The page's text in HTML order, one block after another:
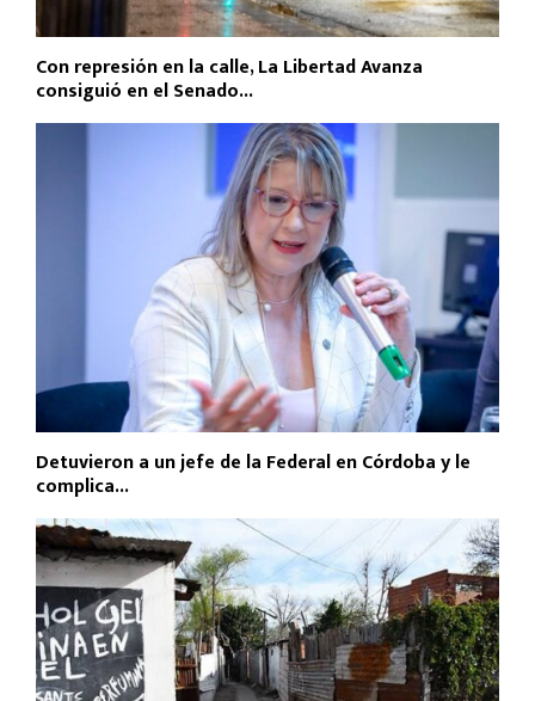
Con represión en la calle, La Libertad Avanza
consiguió en el Senado...
Detuvieron a un jefe de la Federal en Córdoba y le
complica...